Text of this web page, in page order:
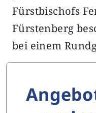
Fürstbischofs
Fürstenberg
bei einem